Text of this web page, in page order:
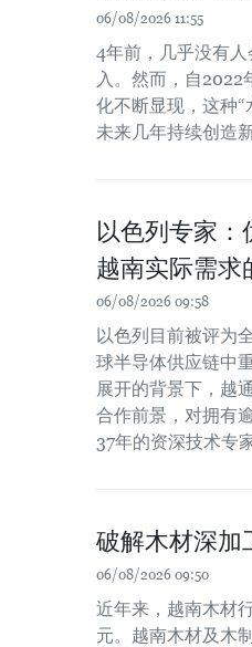
06/08/2026 11:55
4年前，几乎没有
入。然而，自2022
化不断显现，这种
未来几年持续创造
以色列专家：
越南实际需求
06/08/2026 09:58
以色列目前被评为
球半导体供应链中
展开的背景下，越
合作前景，对拥有
37年的资深技术专
破解木材深加
06/08/2026 09:50
近年来，越南木材
元。越南木材及木